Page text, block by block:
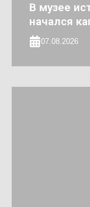
В музее
начался
07.08.2026